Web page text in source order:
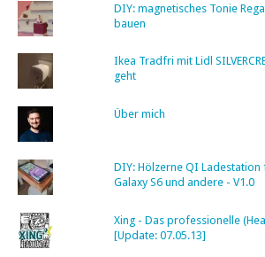
DIY: magnetisches Tonie
bauen
Ikea Tradfri mit Lidl
geht
Über mich
DIY: Hölzerne QI Ladestation
Galaxy S6 und andere - V1.0
Xing - Das professionelle
[Update: 07.05.13]